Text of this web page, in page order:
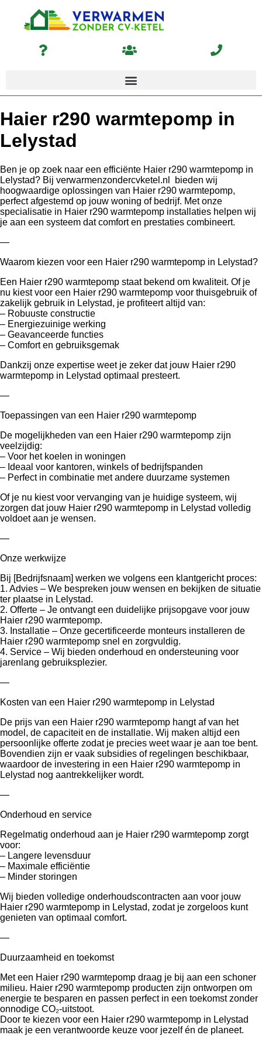
Haier r290 warmtepomp in
Lelystad
Ben je op zoek naar een efficiënte Haier r290 warmtepomp in
Lelystad? Bij verwarmenzondercvketel.nl bieden wij
hoogwaardige oplossingen van Haier r290 warmtepomp,
perfect afgestemd op jouw woning of bedrijf. Met onze
specialisatie in Haier r290 warmtepomp installaties helpen wij
je aan een systeem dat comfort en prestaties combineert.
—
Waarom kiezen voor een Haier r290 warmtepomp in Lelystad?
Een Haier r290 warmtepomp staat bekend om kwaliteit. Of je
nu kiest voor een Haier r290 warmtepomp voor thuisgebruik of
zakelijk gebruik in Lelystad, je profiteert altijd van:
– Robuuste constructie
– Energiezuinige werking
– Geavanceerde functies
– Comfort en gebruiksgemak
Dankzij onze expertise weet je zeker dat jouw Haier r290
warmtepomp in Lelystad optimaal presteert.
—
Toepassingen van een Haier r290 warmtepomp
De mogelijkheden van een Haier r290 warmtepomp zijn
veelzijdig:
– Voor het koelen in woningen
– Ideaal voor kantoren, winkels of bedrijfspanden
– Perfect in combinatie met andere duurzame systemen
Of je nu kiest voor vervanging van je huidige systeem, wij
zorgen dat jouw Haier r290 warmtepomp in Lelystad volledig
voldoet aan je wensen.
—
Onze werkwijze
Bij [Bedrijfsnaam] werken we volgens een klantgericht proces:
1. Advies – We bespreken jouw wensen en bekijken de situatie
ter plaatse in Lelystad.
2. Offerte – Je ontvangt een duidelijke prijsopgave voor jouw
Haier r290 warmtepomp.
3. Installatie – Onze gecertificeerde monteurs installeren de
Haier r290 warmtepomp snel en zorgvuldig.
4. Service – Wij bieden onderhoud en ondersteuning voor
jarenlang gebruiksplezier.
—
Kosten van een Haier r290 warmtepomp in Lelystad
De prijs van een Haier r290 warmtepomp hangt af van het
model, de capaciteit en de installatie. Wij maken altijd een
persoonlijke offerte zodat je precies weet waar je aan toe bent.
Bovendien zijn er vaak subsidies of regelingen beschikbaar,
waardoor de investering in een Haier r290 warmtepomp in
Lelystad nog aantrekkelijker wordt.
—
Onderhoud en service
Regelmatig onderhoud aan je Haier r290 warmtepomp zorgt
voor:
– Langere levensduur
– Maximale efficiëntie
– Minder storingen
Wij bieden volledige onderhoudscontracten aan voor jouw
Haier r290 warmtepomp in Lelystad, zodat je zorgeloos kunt
genieten van optimaal comfort.
—
Duurzaamheid en toekomst
Met een Haier r290 warmtepomp draag je bij aan een schoner
milieu. Haier r290 warmtepomp producten zijn ontworpen om
energie te besparen en passen perfect in een toekomst zonder
onnodige CO₂-uitstoot.
Door te kiezen voor een Haier r290 warmtepomp in Lelystad
maak je een verantwoorde keuze voor jezelf én de planeet.